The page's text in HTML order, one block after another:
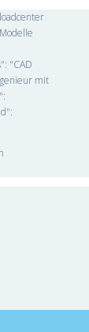
"CAD
mit